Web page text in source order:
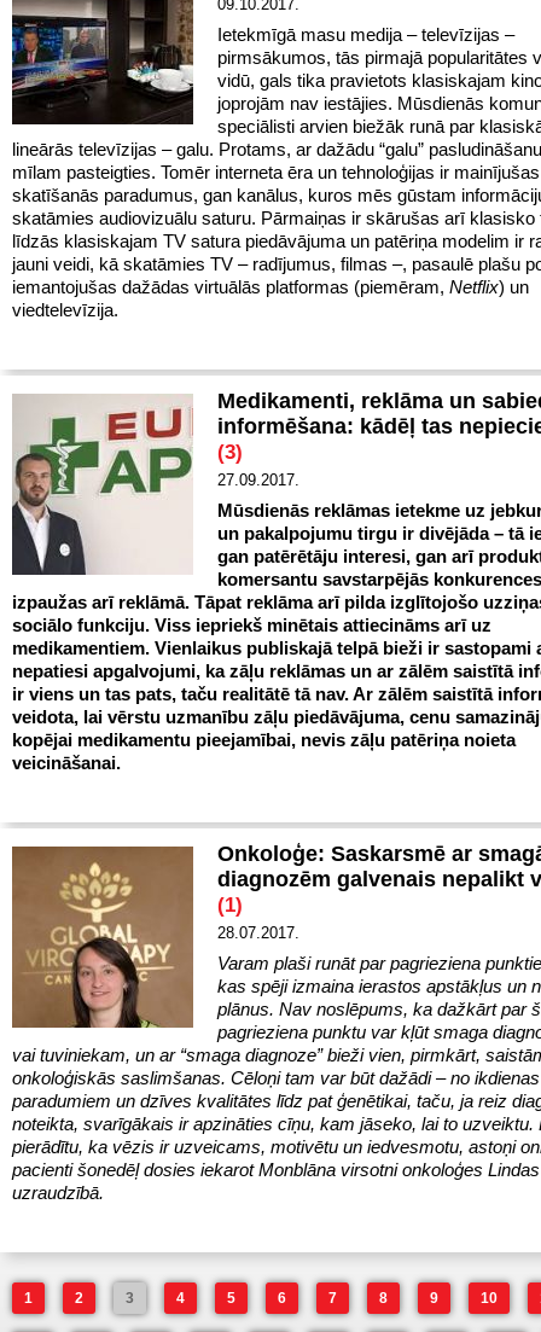
09.10.2017.
Ietekmīgā masu medija – televīzijas –
pirmsākumos, tās pirmajā popularitātes
vidū, gals tika pravietots klasiskajam
joprojām nav iestājies. Mūsdienās
speciālisti arvien biežāk runā par
lineārās televīzijas – galu. Protams, ar dažādu “galu”
mīlam pasteigties. Tomēr interneta ēra un tehnoloģijas ir
skatīšanās paradumus, gan kanālus, kuros mēs gūstam
skatāmies audiovizuālu saturu. Pārmaiņas ir skārušas arī klasisko
līdzās klasiskajam TV satura piedāvājuma un patēriņa modelim ir
jauni veidi, kā skatāmies TV – radījumus, filmas –, pasaulē plašu
iemantojušas dažādas virtuālās platformas (piemēram, Netflix) un
viedtelevīzija.
Medikamenti, reklāma un
informēšana: kādēļ tas
(3)
27.09.2017.
Mūsdienās reklāmas ietekme uz
un pakalpojumu tirgu ir divējāda – tā
gan patērētāju interesi, gan arī
komersantu savstarpējās
izpaužas arī reklāmā. Tāpat reklāma arī pilda izglītojošo
sociālo funkciju. Viss iepriekš minētais attiecināms arī uz
medikamentiem. Vienlaikus publiskajā telpā bieži ir sastopami
nepatiesi apgalvojumi, ka zāļu reklāmas un ar zālēm saistītā
ir viens un tas pats, taču realitātē tā nav. Ar zālēm saistītā
veidota, lai vērstu uzmanību zāļu piedāvājuma, cenu
kopējai medikamentu pieejamībai, nevis zāļu patēriņa noieta
veicināšanai.
Onkoloģe: Saskarsmē ar
diagnozēm galvenais nepalikt
(1)
28.07.2017.
Varam plaši runāt par pagrieziena
kas spēji izmaina ierastos apstākļus un
plānus. Nav noslēpums, ka dažkārt par
pagrieziena punktu var kļūt smaga
vai tuviniekam, un ar “smaga diagnoze” bieži vien, pirmkārt,
onkoloģiskās saslimšanas. Cēloņi tam var būt dažādi – no ikdienas
paradumiem un dzīves kvalitātes līdz pat ģenētikai, taču, ja reiz
noteikta, svarīgākais ir apzināties cīņu, kam jāseko, lai to uzveiktu.
pierādītu, ka vēzis ir uzveicams, motivētu un iedvesmotu, astoņi
pacienti šonedēļ dosies iekarot Monblāna virsotni onkoloģes
uzraudzībā.
1 2 3 4 5 6 7 8 9 10